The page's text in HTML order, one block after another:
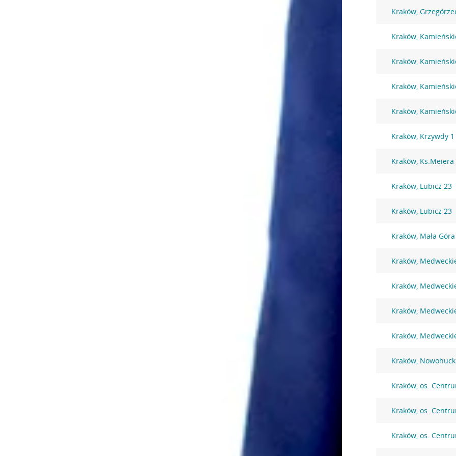
Kraków,
Kraków,
Kraków,
Kraków,
Kraków,
Kraków, Krzywdy 1
Kraków, Ks.Meiera
Kraków, Lubicz 23
Kraków, Lubicz 23
Kraków, Mała
Kraków,
Kraków,
Kraków,
Kraków,
Kraków,
Kraków, os.
Kraków, os.
Kraków, os.